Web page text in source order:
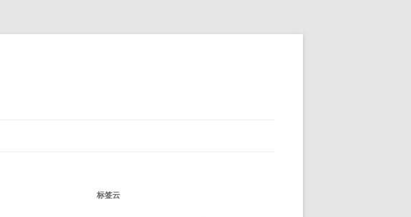
标签云